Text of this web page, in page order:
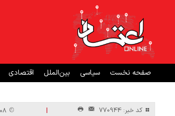
صفحه نخست سیاسی بین‌الملل اقتصادی
کد خبر: 770944 |